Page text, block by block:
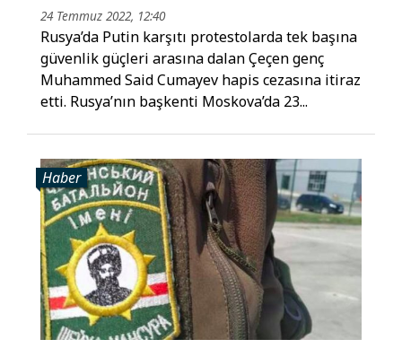
24 Temmuz 2022, 12:40
Rusya’da Putin karşıtı protestolarda tek başına
güvenlik güçleri arasına dalan Çeçen genç
Muhammed Said Cumayev hapis cezasına itiraz
etti. Rusya’nın başkenti Moskova’da 23...
Haber